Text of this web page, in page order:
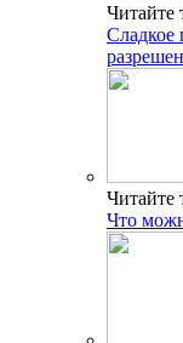
Читайте
Сладкое
Читайте
Что